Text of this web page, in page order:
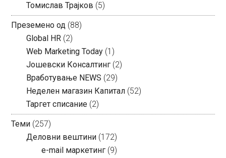
Томислав Трајков (5)
Преземено од (88)
Global HR (2)
Web Marketing Today (1)
Јошевски Консалтинг (2)
Вработување NEWS (29)
Неделен магазин Капитал (52)
Таргет списание (2)
Теми (257)
Деловни вештини (172)
e-mail маркетинг (9)